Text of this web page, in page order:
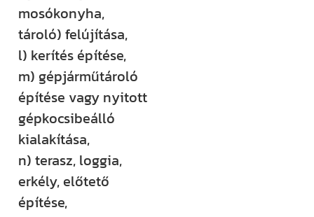
mosókonyha,
tároló) felújítása,
l) kerítés építése,
m) gépjárműtároló
építése vagy nyitott
gépkocsibeálló
kialakítása,
n) terasz, loggia,
erkély, előtető
építése,